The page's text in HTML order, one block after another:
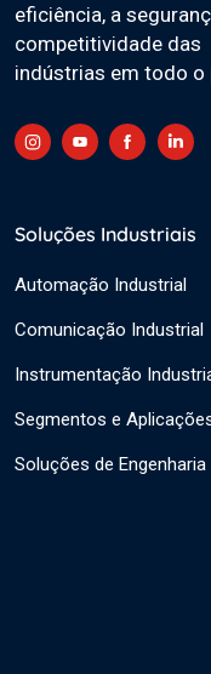
eficiência, a
competitividade das
indústrias em todo o
Soluções Industriais
Automação Industrial
Comunicação Industrial
Instrumentação
Segmentos e
Soluções de Engenharia